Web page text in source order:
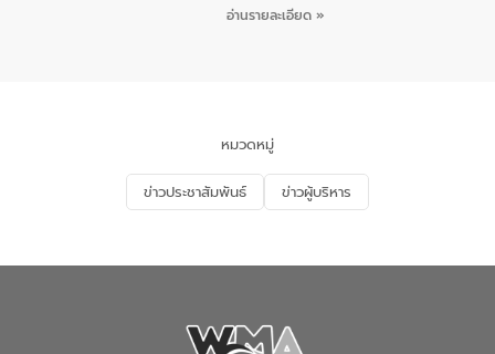
ชายหาดและแหล่งท่องเที่ยว ณ บริเวณ
กิจกรรมภายใต้โครงการส่งเสริมความรู้และ
จัดการน้ำเสียและสร้างจิตสำนึกในการ
อนุรักษ์สิ่งแวดล้อม ในหัวข้อ “น้ำเสียชุมชน
และการบำบัดน้ำเสียเบื้องต้น” โดยให้ความรู้
เกี่ยวกับสาเหตุและผลกระทบของน้ำเสีย
ณ เทศบาลตำบลบางเลน จังหวัดนครปฐม
อ่านรายละเอียด »
หมวดหมู่
ข่าวประชาสัมพันธ์ ข่าวผู้บริหาร